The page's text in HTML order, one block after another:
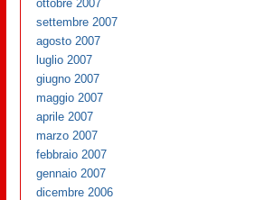
ottobre 2007
settembre 2007
agosto 2007
luglio 2007
giugno 2007
maggio 2007
aprile 2007
marzo 2007
febbraio 2007
gennaio 2007
dicembre 2006